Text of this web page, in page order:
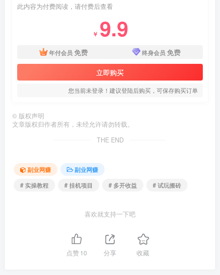
此内容为付费阅读，请付费后查看
￥ 9.9
年付会员 免费 终身会员 免费
立即购买
您当前未登录！建议登陆后购买，可保存购买订单
© 版权声明
文章版权归作者所有，未经允许请勿转载。
THE END
副业网赚
副业网赚
# 实操教程
# 挂机项目 # 多开收益 # 试玩搬砖
喜欢就支持一下吧
点赞10 分享 收藏